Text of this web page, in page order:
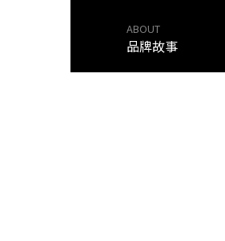
ABOUT
品牌故事